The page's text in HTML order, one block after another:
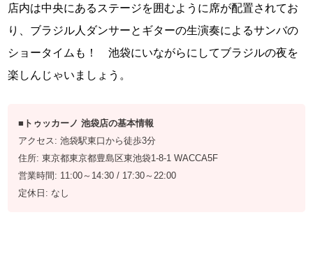
店内は中央にあるステージを囲むように席が配置されてお
り、ブラジル人ダンサーとギターの生演奏によるサンバの
ショータイムも！ 池袋にいながらにしてブラジルの夜を
楽しんじゃいましょう。
■トゥッカーノ 池袋店の基本情報
アクセス: 池袋駅東口から徒歩3分
住所: 東京都東京都豊島区東池袋1-8-1 WACCA5F
営業時間: 11:00～14:30 / 17:30～22:00
定休日: なし